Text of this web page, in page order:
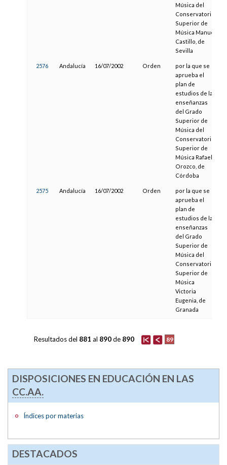
Música del
Conservatorio
Superior de
Música Manuel
Castillo, de
Sevilla
2576 Andalucía 16/07/2002 Orden
por la que se
aprueba el
plan de
estudios de las
enseñanzas
del Grado
Superior de
Música del
Conservatorio
Superior de
Música Rafael
Orozco, de
Córdoba
2575 Andalucía 16/07/2002 Orden
por la que se
aprueba el
plan de
estudios de las
enseñanzas
del Grado
Superior de
Música del
Conservatorio
Superior de
Música
Victoria
Eugenia, de
Granada
89
Resultados del 881 al 890de 890
DISPOSICIONES EN EDUCACIÓN EN LAS
CC.AA.
Índices por materias
DESTACADOS